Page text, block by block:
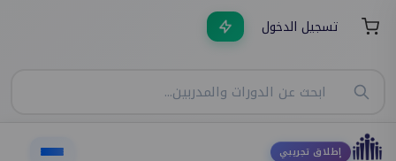
تسجيل الدخول
إطلاق تجريبي